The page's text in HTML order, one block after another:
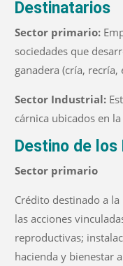
Destinatarios
Sector primario:
sociedades que
ganadera (cría,
Sector Industrial:
cárnica ubicados en
Destino de los
Sector primario
Crédito destinado a
las acciones
reproductivas;
hacienda y bienestar